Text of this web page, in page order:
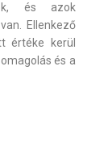
és azok
Ellenkező
értéke kerül
és a